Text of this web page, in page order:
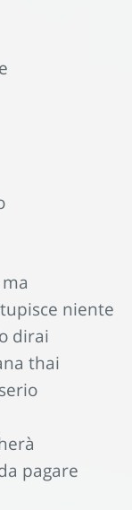
niente
dirai
thai
pagare